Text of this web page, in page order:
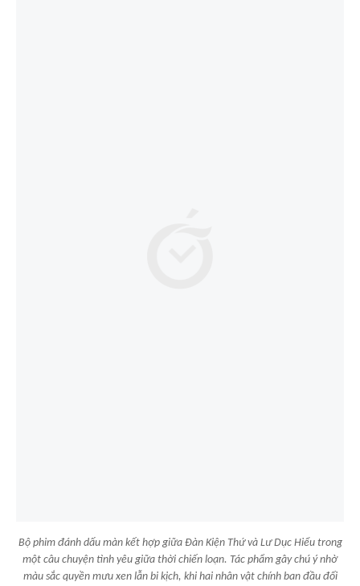
Bộ phim đánh dấu màn kết hợp giữa Đàn Kiện Thứ và Lư Dục Hiểu trong
một câu chuyện tình yêu giữa thời chiến loạn. Tác phẩm gây chú ý nhờ
màu sắc quyền mưu xen lẫn bi kịch, khi hai nhân vật chính ban đầu đối